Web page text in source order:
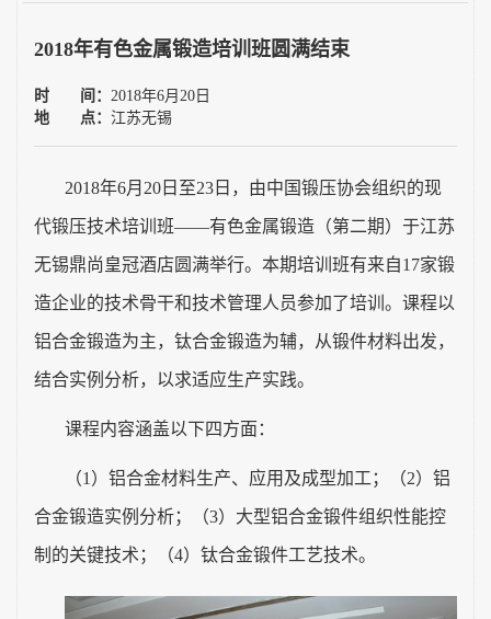
雅岛学习网
往届培训
证书查询
联系我们
中国锻压协会
2018年有色金属锻造培训班圆满结束
时 间： 2018年6月20日
地 点： 江苏无锡
2018年6月 20 日至23 日，由中国锻压协会组织的现
代锻压技术培训班——有色金属锻造（第二期）于江苏
无锡鼎尚皇冠酒店圆满举行。本期培训班有来自17家锻
造企业的技术骨干和技术管理人员参加了培训。课程以
铝合金锻造为主，钛合金锻造为辅，从锻件材料出发，
结合实例分析，以求适应生产实践。
课程内容涵盖以下四方面：
（1 ）铝合金材料生产、应用及成型加工；（2）铝
合金锻造实例分析；（3）大型铝合金锻件组织性能控
制的关键技术；（4）钛合金锻件工艺技术。